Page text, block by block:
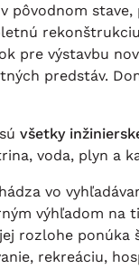
pôvodnom stave,
pre výstavbu
predstáv.
všetky
voda, plyn a
vo
výhľadom na
rozlohe ponúka
rekreáciu,